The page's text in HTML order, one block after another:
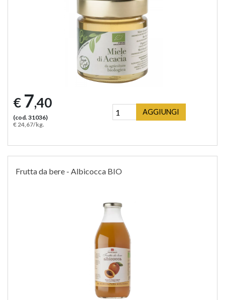
€ 7,40
(cod. 31036)
€ 24,67/kg.
AGGIUNGI
Frutta da bere - Albicocca BIO